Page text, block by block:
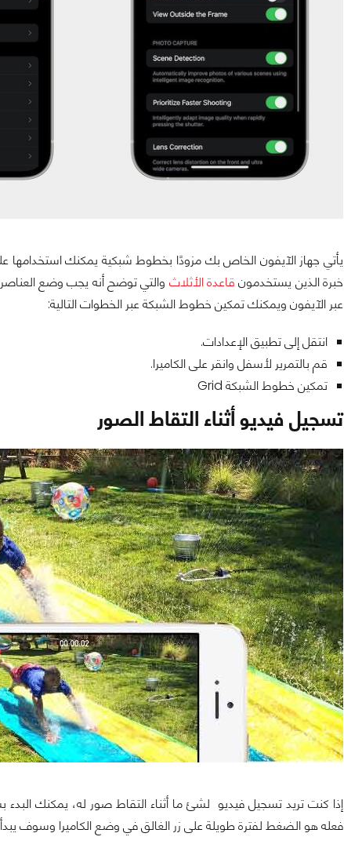
يأتي جهاز الآيفون الخاص بك مزودًا بخطوط شبكية يمكنك استخدامها
خبرة الذين يستخدمون قاعدة الأثلاث والتي توضح أنه يجب وضع
عبر الآيفون ويمكنك تمكين خطوط الشبكة عبر الخطوات التالية:
انتقل إلى تطبيق الإعدادات.
قم بالتمرير لأسفل وانقر على الكاميرا.
تمكين خطوط الشبكة Grid
تسجيل فيديو أثناء التقاط الصور
إذا كنت تريد تسجيل فيديو لشئ ما أثناء التقاط صور له، يمكنك
فعله هو الضغط لفترة طويلة على زر الغالق في وضع الكاميرا وسوف